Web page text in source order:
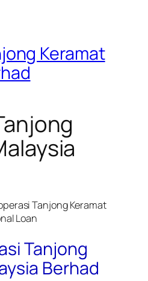
Keramat
Tanjong
Berhad